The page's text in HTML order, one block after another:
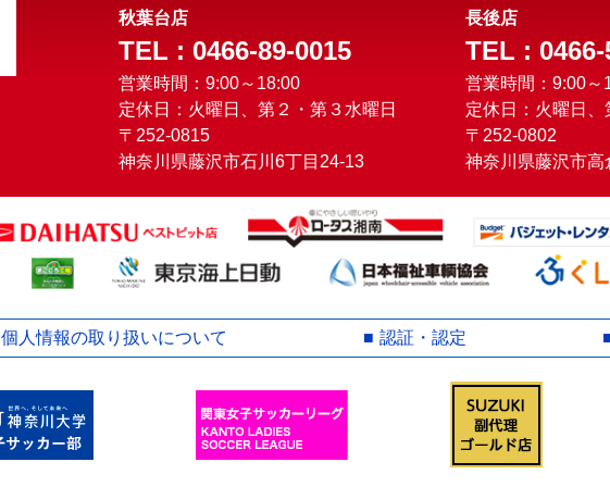
秋葉台店
TEL : 0466-89-0015
営業時間：9:00～18:00
定休日：火曜日、第２・第３水曜日
〒252-0815
神奈川県藤沢市石川6丁目24-13
長後店
TEL : 0466-
営業時間：9:00～
定休日：火曜日、
〒252-0802
神奈川県藤沢市高
個人情報の取り扱いについて 認証・認定